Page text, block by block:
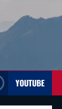
YOUTUBE